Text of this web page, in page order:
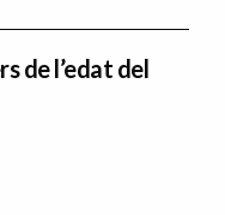
de l’edat del